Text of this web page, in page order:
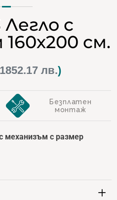
Легло с
см.
1852.17 лв.)
Безплатен
монтаж
механизъм с размер